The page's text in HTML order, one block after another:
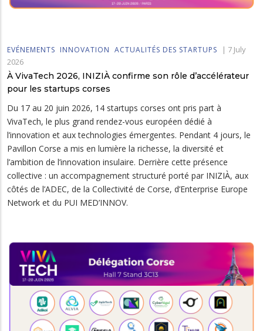
EVÉNEMENTS INNOVATION ACTUALITÉS DES STARTUPS | 7 July
2026
À VivaTech 2026, INIZIÀ confirme son rôle d’accélérateur
pour les startups corses
Du 17 au 20 juin 2026, 14 startups corses ont pris part à
VivaTech, le plus grand rendez-vous européen dédié à
l’innovation et aux technologies émergentes. Pendant 4 jours, le
Pavillon Corse a mis en lumière la richesse, la diversité et
l’ambition de l’innovation insulaire. Derrière cette présence
collective : un accompagnement structuré porté par INIZIÀ, aux
côtés de l’ADEC, de la Collectivité de Corse, d’Enterprise Europe
Network et du PUI MED’INNOV.